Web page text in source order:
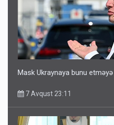
Mask Ukraynaya bunu
7 Avqust 23:11